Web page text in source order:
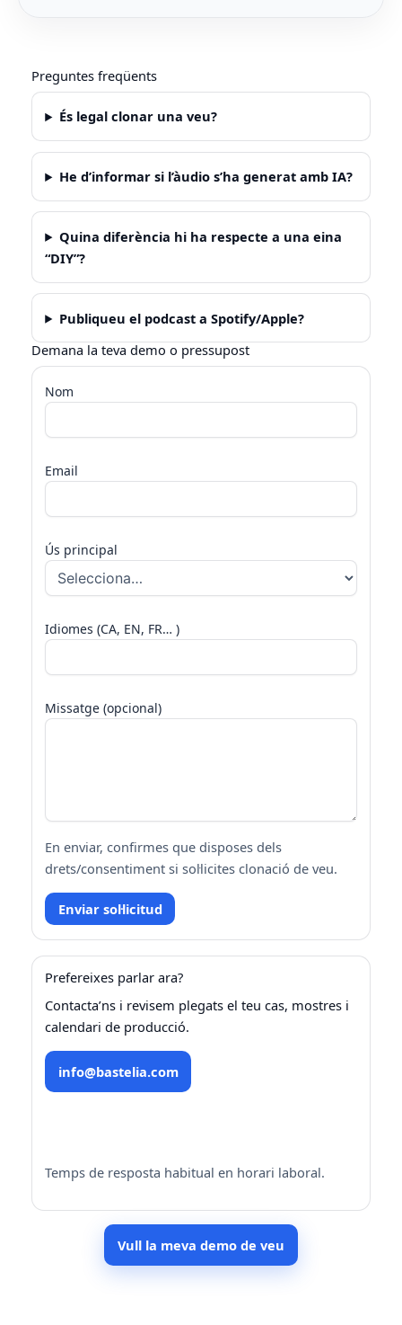
Preguntes freqüents
És legal clonar una veu?
He d’informar si l’àudio s’ha generat amb IA?
Quina diferència hi ha respecte a una eina
“DIY”?
Publiqueu el podcast a Spotify/Apple?
Demana la teva demo o pressupost
Nom
Email
Ús principal
Idiomes (CA, EN, FR… )
Missatge (opcional)
En enviar, confirmes que disposes dels
drets/consentiment si sol·licites clonació de veu.
Enviar sol·licitud
Prefereixes parlar ara?
Contacta’ns i revisem plegats el teu cas, mostres i
calendari de producció.
info@bastelia.com
Temps de resposta habitual en horari laboral.
Vull la meva demo de veu